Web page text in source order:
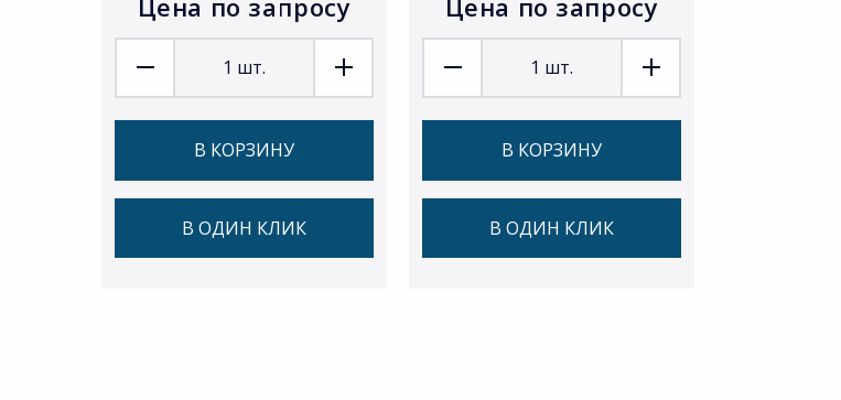
1 шт.
В КОРЗИНУ
В ОДИН КЛИК
1 шт.
В КОРЗИНУ
В ОДИН КЛИК